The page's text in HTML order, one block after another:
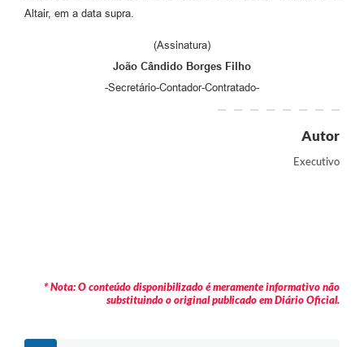
Altair, em a data supra.
(Assinatura)
João Cândido Borges Filho
-Secretário-Contador-Contratado-
Autor
Executivo
* Nota: O conteúdo disponibilizado é meramente informativo não
substituindo o original publicado em Diário Oficial.